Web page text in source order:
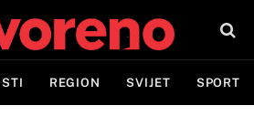
REGION SVIJET SPORT